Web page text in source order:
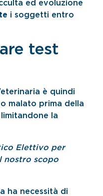
ed evoluzione
i soggetti entro
test
è quindi
malato prima della
la
Elettivo per
nostro scopo
ha necessità di